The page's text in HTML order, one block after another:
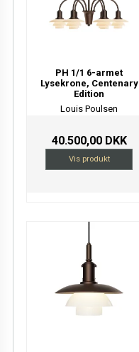
PH 1/1 6-armet
Lysekrone, Centenary
Edition
Louis Poulsen
40.500,00 DKK
Vis produkt